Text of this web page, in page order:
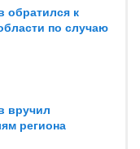
обратился к
по случаю
вручил
региона